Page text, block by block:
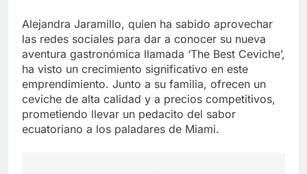
Alejandra Jaramillo, quien ha sabido aprovechar
las redes sociales para dar a conocer su nueva
aventura gastronómica llamada ‘The Best Ceviche’,
ha visto un crecimiento significativo en este
emprendimiento. Junto a su familia, ofrecen un
ceviche de alta calidad y a precios competitivos,
prometiendo llevar un pedacito del sabor
ecuatoriano a los paladares de Miami.